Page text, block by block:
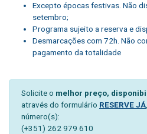
Excepto épocas festivas. Não
setembro;
Programa sujeito a reserva e
Desmarcações com 72h. Não
pagamento da totalidade
Solicite o melhor preço,
através do formulário RESERVE JÁ
número(s):
(+351) 262 979 610